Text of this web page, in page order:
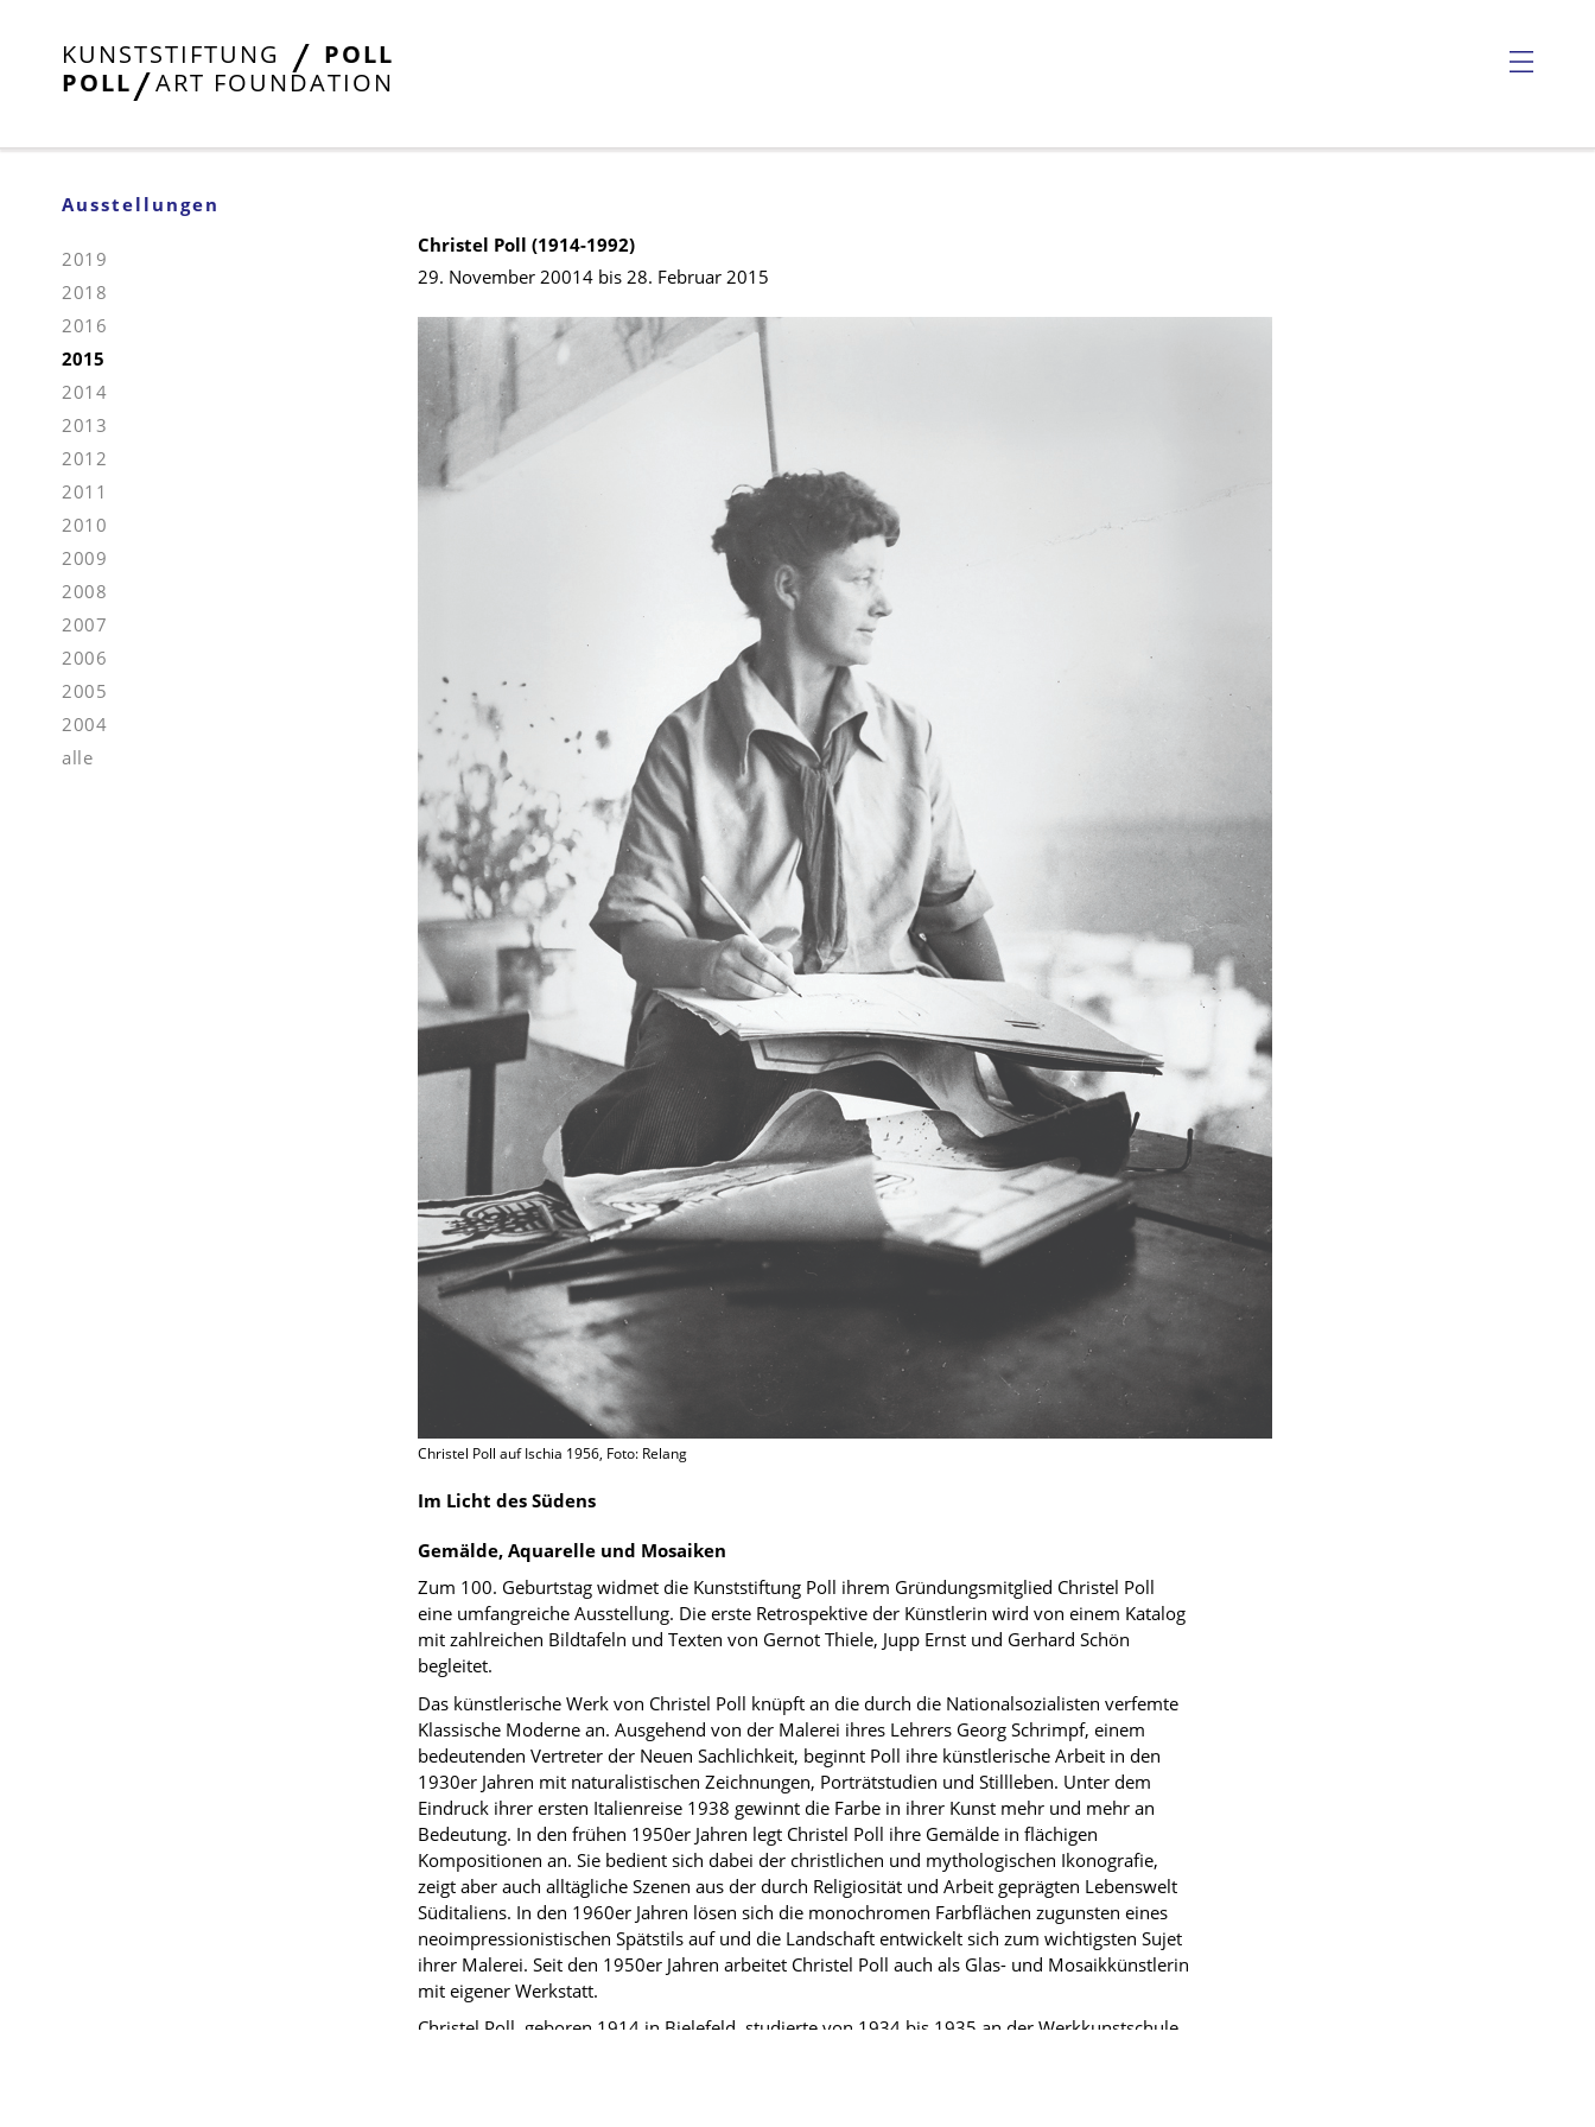
KUNSTSTIFTUNG
POLL
POLL
ART FOUNDATION
Ausstellungen
2019
2018
2016
2015
2014
2013
2012
2011
2010
2009
2008
2007
2006
2005
2004
alle
Christel Poll (1914-1992)
29. November 20014 bis 28. Februar 2015
Christel Poll auf Ischia 1956, Foto: Relang
Im Licht des Südens
Gemälde, Aquarelle und Mosaiken
Zum 100. Geburtstag widmet die Kunststiftung Poll ihrem Gründungsmitglied Christel Poll
eine umfangreiche Ausstellung. Die erste Retrospektive der Künstlerin wird von einem Katalog
mit zahlreichen Bildtafeln und Texten von Gernot Thiele, Jupp Ernst und Gerhard Schön
begleitet.
Das künstlerische Werk von Christel Poll knüpft an die durch die Nationalsozialisten verfemte
Klassische Moderne an. Ausgehend von der Malerei ihres Lehrers Georg Schrimpf, einem
bedeutenden Vertreter der Neuen Sachlichkeit, beginnt Poll ihre künstlerische Arbeit in den
1930er Jahren mit naturalistischen Zeichnungen, Porträtstudien und Stillleben. Unter dem
Eindruck ihrer ersten Italienreise 1938 gewinnt die Farbe in ihrer Kunst mehr und mehr an
Bedeutung. In den frühen 1950er Jahren legt Christel Poll ihre Gemälde in flächigen
Kompositionen an. Sie bedient sich dabei der christlichen und mythologischen Ikonografie,
zeigt aber auch alltägliche Szenen aus der durch Religiosität und Arbeit geprägten Lebenswelt
Süditaliens. In den 1960er Jahren lösen sich die monochromen Farbflächen zugunsten eines
neoimpressionistischen Spätstils auf und die Landschaft entwickelt sich zum wichtigsten Sujet
ihrer Malerei. Seit den 1950er Jahren arbeitet Christel Poll auch als Glas- und Mosaikkünstlerin
mit eigener Werkstatt.
Christel Poll, geboren 1914 in Bielefeld, studierte von 1934 bis 1935 an der Werkkunstschule